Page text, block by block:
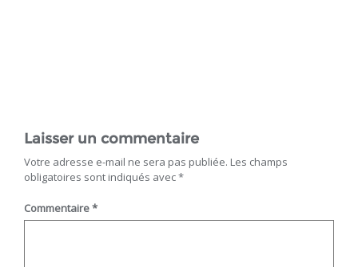
Laisser un commentaire
Votre adresse e-mail ne sera pas publiée. Les champs
obligatoires sont indiqués avec*
Commentaire*